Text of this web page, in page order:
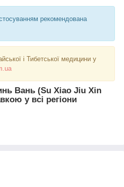
рекомендована
і Тибетської медицини у
Вань (Su Xiao Jiu Xin
у всі регіони